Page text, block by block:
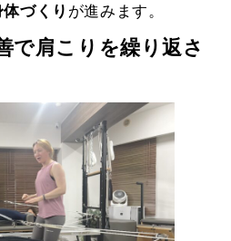
づくり が進みます。
で肩こりを繰り返さ